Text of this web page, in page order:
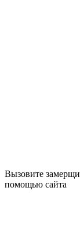
Вызовите
помощью сайта